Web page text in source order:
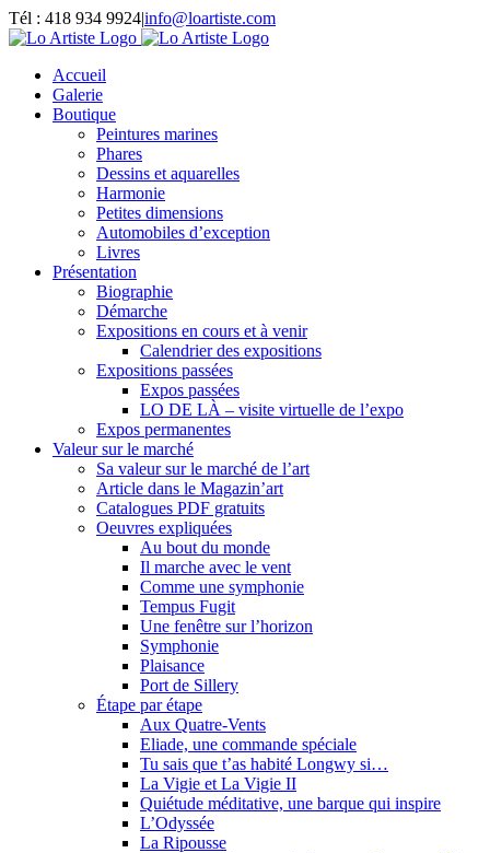
Passer
au
Tél : 418 934 9924|info@loartiste.com
Facebook
Instagram
Email
Pinterest
YouTube
Accueil
Galerie
Boutique
Peintures marines
Phares
Dessins et aquarelles
Harmonie
Petites dimensions
Automobiles d’exception
Livres
Présentation
Biographie
Démarche
Expositions en cours et à venir
Calendrier des expositions
Expositions passées
Expos passées
LO DE LÀ – visite virtuelle de l’expo
Expos permanentes
Valeur sur le marché
Sa valeur sur le marché de l’art
Article dans le Magazin’art
Catalogues PDF gratuits
Oeuvres expliquées
Au bout du monde
Il marche avec le vent
Comme une symphonie
Tempus Fugit
Une fenêtre sur l’horizon
Symphonie
Plaisance
Port de Sillery
Étape par étape
Aux Quatre-Vents
Eliade, une commande spéciale
Tu sais que t’as habité Longwy si…
La Vigie et La Vigie II
Quiétude méditative, une barque qui inspire
L’Odyssée
La Ripousse